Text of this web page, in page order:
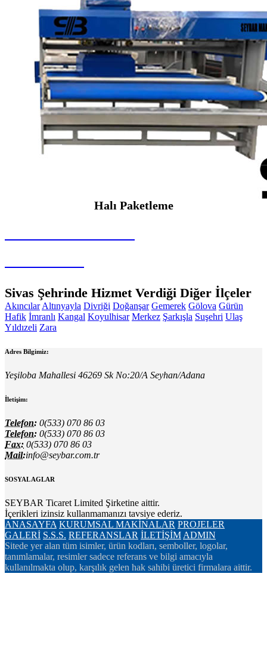
Halı Paketleme
Sivas Şehrinde Hizmet Verdiği Diğer İlçeler
Akıncılar Altınyayla Divriği Doğanşar Gemerek Gölova Gürün
Hafik İmranlı Kangal Koyulhisar Merkez Şarkışla Suşehri Ulaş
Yıldızeli Zara
Adres Bilgimiz:
Yeşiloba Mahallesi 46269 Sk No:20/A Seyhan/Adana
İletişim:
Telefon: 0(533) 070 86 03
Telefon: 0(533) 070 86 03
Fax: 0(533) 070 86 03
Mail:info@seybar.com.tr
SOSYAL AGLAR
SEYBAR Ticaret Limited Şirketine aittir.
İçerikleri izinsiz kullanmamanızı tavsiye ederiz.
ANASAYFA KURUMSAL MAKİNALAR PROJELER
GALERİ S.S.S. REFERANSLAR İLETİŞİM ADMIN
Sitede yer alan tüm isimler, ürün kodları, semboller, logolar,
tanımlamalar, resimler sadece referans ve bilgi amacıyla
kullanılmakta olup, karşılık gelen hak sahibi üretici firmalara aittir.